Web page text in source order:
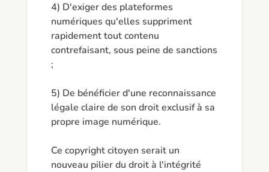
4) D'exiger des plateformes
numériques qu'elles suppriment
rapidement tout contenu
contrefaisant, sous peine de sanctions
;
5) De bénéficier d'une reconnaissance
légale claire de son droit exclusif à sa
propre image numérique.
Ce copyright citoyen serait un
nouveau pilier du droit à l'intégrité